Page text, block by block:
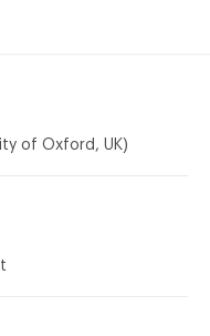
of Oxford, UK)